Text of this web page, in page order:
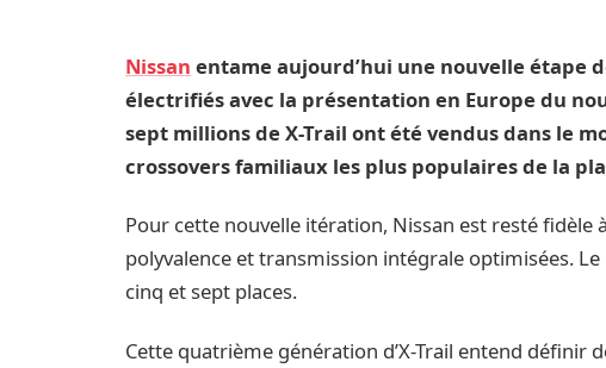
Nissan entame aujourd’hui une nouvelle étape
électrifiés avec la présentation en Europe du
sept millions de X-Trail ont été vendus dans le
crossovers familiaux les plus populaires de la
Pour cette nouvelle itération, Nissan est resté fidèle
polyvalence et transmission intégrale optimisées.
cinq et sept places.
Cette quatrième génération d’X-Trail entend définir